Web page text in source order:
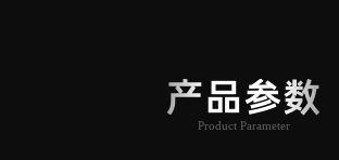
产品参数
Product Parameter